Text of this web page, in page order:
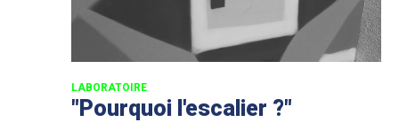
LABORATOIRE
"Pourquoi l'escalier ?"